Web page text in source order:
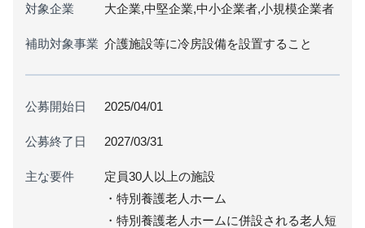
対象企業 大企業,中堅企業,中小企業者,小規模企業者
補助対象事業 介護施設等に冷房設備を設置すること
公募開始日 2025/04/01
公募終了日 2027/03/31
主な要件
定員30人以上の施設
・特別養護老人ホーム
・特別養護老人ホームに併設される老人短